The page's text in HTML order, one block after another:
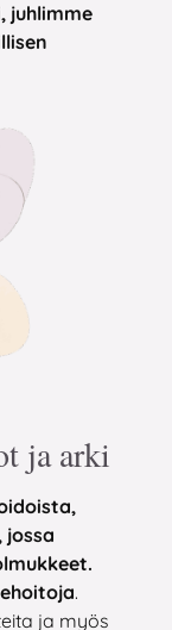
juhlimme
ja arki
jossa
.
ja myös